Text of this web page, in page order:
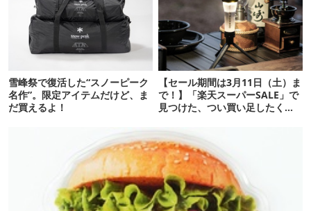
雪峰祭で復活した“スノーピーク
名作”。限定アイテムだけど、ま
だ買えるよ！
【セール期間は3月11日（土）ま
で！】「楽天スーパーSALE」で
見つけた、つい買い足したくな